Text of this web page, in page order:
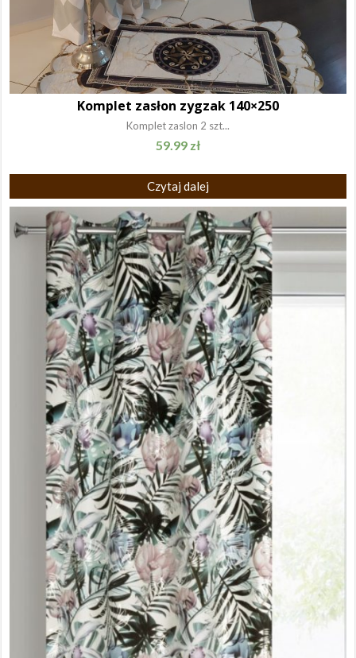
Komplet zasłon zygzak 140×250
Komplet zaslon 2 szt...
59.99 zł
Czytaj dalej